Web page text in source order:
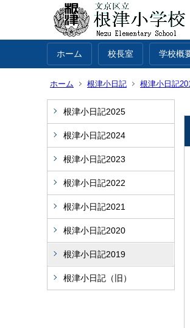
ホーム 校長室 学校概
ホーム 根津小日記 根津小日記
根津小日記2025
根津小日記2024
根津小日記2023
根津小日記2022
根津小日記2021
根津小日記2020
根津小日記2019
根津小日記（旧）